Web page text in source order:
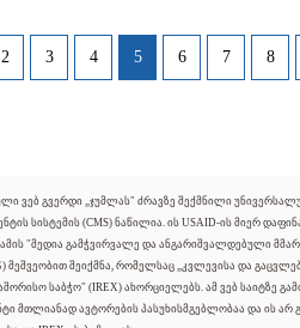
2 3 4 5 6 7 8
ვებ გვერდი „ჯუმლას" ძრავზე შექმნილი
სისტემის (CMS) ნაწილია. ის USAID-ის მიერ
"მედია გამჭვირვალე და ანგარიშვალდებული
მეშვეობით შეიქმნა, რომელსაც „კვლევისა და
საბჭო" (IREX) ახორციელებს. ამ ვებ საიტზე
მთლიანად ავტორების პასუხისმგებლობაა და ის არ